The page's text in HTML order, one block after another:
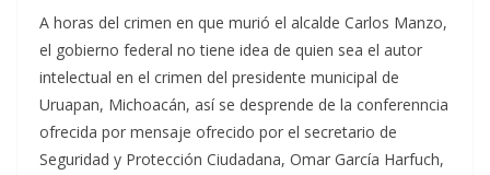
A horas del crimen en que murió el alcalde Carlos Manzo,
el gobierno federal no tiene idea de quien sea el autor
intelectual en el crimen del presidente municipal de
Uruapan, Michoacán, así se desprende de la conferenncia
ofrecida por mensaje ofrecido por el secretario de
Seguridad y Protección Ciudadana, Omar García Harfuch,